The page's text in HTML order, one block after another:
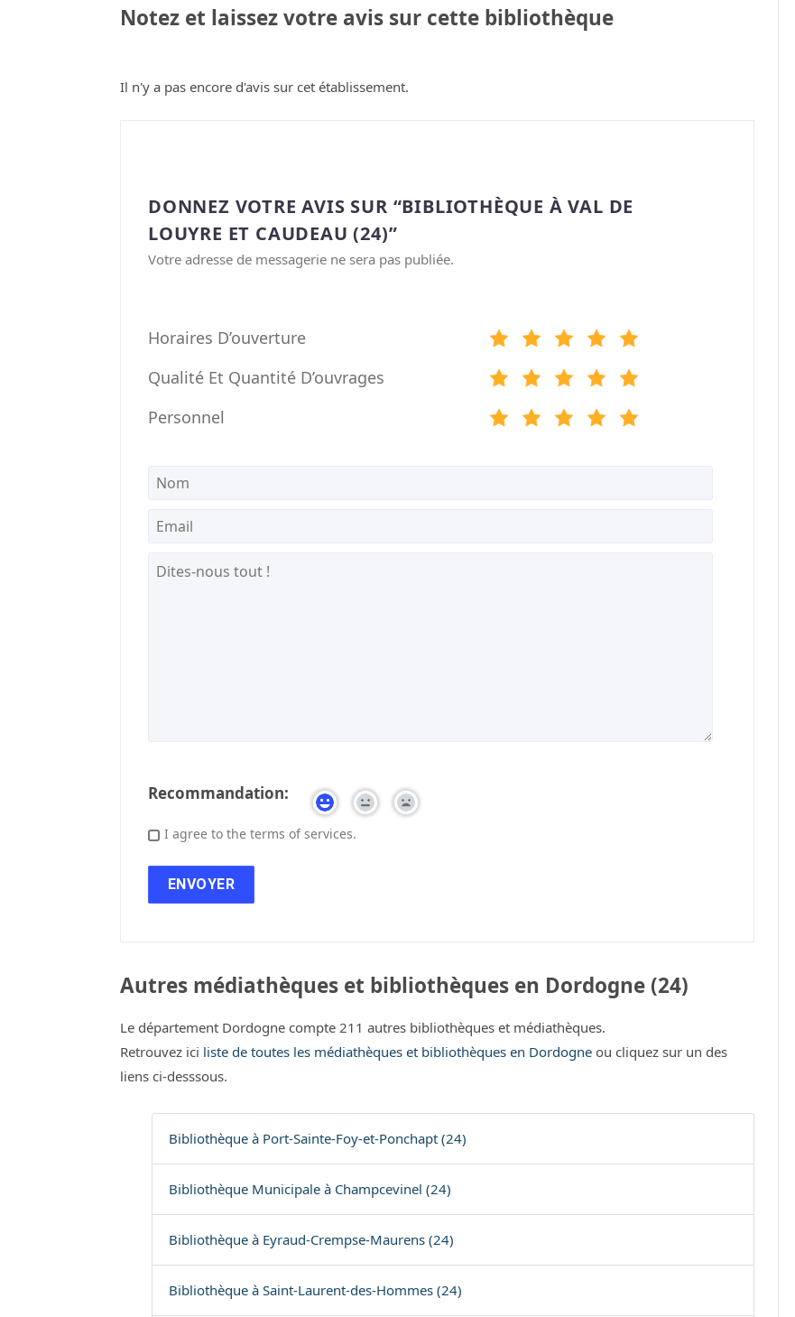
Notez et laissez votre avis sur cette bibliothèque
Il n'y a pas encore d'avis sur cet établissement.
DONNEZ VOTRE AVIS SUR “BIBLIOTHÈQUE À VAL DE
LOUYRE ET CAUDEAU (24)”
Votre adresse de messagerie ne sera pas publiée.
Horaires D’ouverture
Qualité Et Quantité D’ouvrages
Personnel
Recommandation:
I agree to the terms of services.
Autres médiathèques et bibliothèques en Dordogne (24)
Le département Dordogne compte 211 autres bibliothèques et médiathèques.
Retrouvez ici liste de toutes les médiathèques et bibliothèques en Dordogne ou cliquez sur un des
liens ci-desssous.
Bibliothèque à Port-Sainte-Foy-et-Ponchapt (24)
Bibliothèque Municipale à Champcevinel (24)
Bibliothèque à Eyraud-Crempse-Maurens (24)
Bibliothèque à Saint-Laurent-des-Hommes (24)